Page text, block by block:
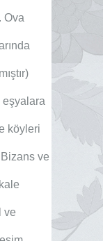
Ova
eşyalara
köyleri
ve
ve